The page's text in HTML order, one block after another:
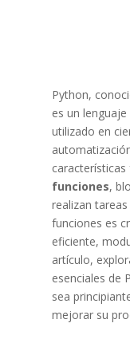
Python,
es un
utilizado en
funciones,
realizan
funciones es
eficiente,
artículo,
esenciales de
sea
mejorar su